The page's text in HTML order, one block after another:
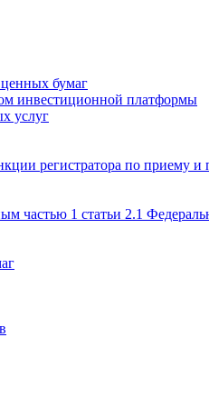
бумаг
инвестиционной платформы
услуг
регистратора по приему и
частью 1 статьи 2.1